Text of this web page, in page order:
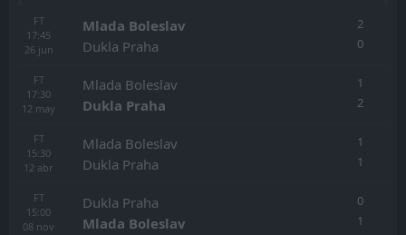
FT
17:45
26 jun
Mlada Boleslav
Dukla Praha
2
0
FT
17:30
12 may
Mlada Boleslav
Dukla Praha
1
2
FT
15:30
12 abr
Mlada Boleslav
Dukla Praha
1
1
FT
15:00
08 nov
Dukla Praha
Mlada Boleslav
0
1